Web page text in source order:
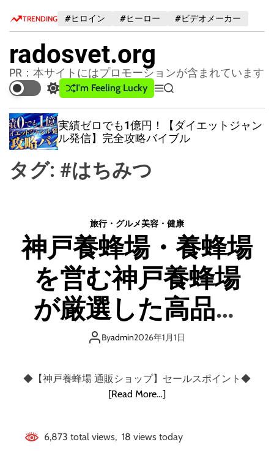
TRENDING #ヒロイン #ヒーロー #ビデオメーカー
radosvet.org
PR：本サイトにはプロモーションが含まれています
S
w
i
t
c
c
o
o
d
I'm Feeling Lucky
M
e
u
S
e
a
r
c
実績ゼロでも1億円！【ダイエットジャン
ル発信】完全攻略バイブル
タグ: #はちみつ
旅行・グルメ美容・健康
神戸養蜂場・養蜂場
を営む神戸養蜂場
が厳選した高品質
な蜂蜜専門店【神
戸養蜂場 通販ショ
ップ】
Byadmin2026年1月1日
◆【神戸養蜂場 通販ショップ】セールスポイント◆
[Read More…]
6,873 total views, 18 views today